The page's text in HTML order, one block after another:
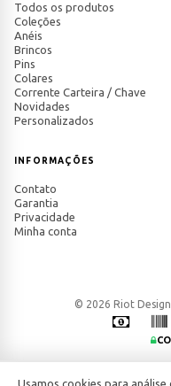
Todos os produtos
Coleções
Anéis
Brincos
Pins
Colares
Corrente Carteira / Chave
Novidades
Personalizados
INFORMAÇÕES
Contato
Garantia
Privacidade
Minha conta
© 2026 Riot
Usamos cookies para